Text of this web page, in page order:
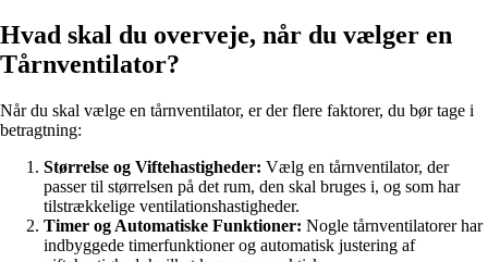
Hvad skal du overveje, når du vælger en
Tårnventilator?
Når du skal vælge en tårnventilator, er der flere faktorer, du bør tage i
betragtning:
Størrelse og Viftehastigheder: Vælg en tårnventilator, der
passer til størrelsen på det rum, den skal bruges i, og som har
tilstrækkelige ventilationshastigheder.
Timer og Automatiske Funktioner: Nogle tårnventilatorer har
indbyggede timerfunktioner og automatisk justering af